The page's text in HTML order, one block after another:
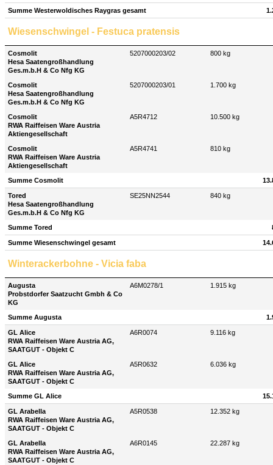
Summe Westerwoldisches Raygras gesamt
Wiesenschwingel - Festuca pratensis
Cosmolit
Hesa Saatengroßhandlung
Ges.m.b.H & Co Nfg KG
5207000203/02 800 kg
Cosmolit
Hesa Saatengroßhandlung
Ges.m.b.H & Co Nfg KG
5207000203/01 1.700 kg
Cosmolit
RWA Raiffeisen Ware Austria
Aktiengesellschaft
A5R4712 10.500 kg
Cosmolit
RWA Raiffeisen Ware Austria
Aktiengesellschaft
A5R4741 810 kg
Summe Cosmolit
Tored
Hesa Saatengroßhandlung
Ges.m.b.H & Co Nfg KG
SE25NN2544 840 kg
Summe Tored
Summe Wiesenschwingel gesamt
Winterackerbohne - Vicia faba
Augusta
Probstdorfer Saatzucht Gmbh & Co
KG
A6M0278/1 1.915 kg
Summe Augusta
GL Alice
RWA Raiffeisen Ware Austria AG,
SAATGUT - Objekt C
A6R0074 9.116 kg
GL Alice
RWA Raiffeisen Ware Austria AG,
SAATGUT - Objekt C
A5R0632 6.036 kg
Summe GL Alice
GL Arabella
RWA Raiffeisen Ware Austria AG,
SAATGUT - Objekt C
A5R0538 12.352 kg
GL Arabella
RWA Raiffeisen Ware Austria AG,
SAATGUT - Objekt C
A6R0145 22.287 kg